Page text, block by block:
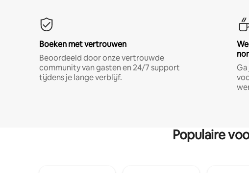
Boeken met vertrouwen
Beoordeeld door onze vertrouwde
community van gasten en 24/7 support
tijdens je lange verblijf.
Populaire